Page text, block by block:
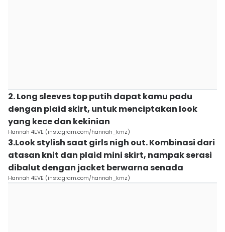
2. Long sleeves top putih dapat kamu padu
dengan plaid skirt, untuk menciptakan look
yang kece dan kekinian
Hannah 4EVE (instagram.com/hannah_kmz)
3.Look stylish saat girls nigh out. Kombinasi dari
atasan knit dan plaid mini skirt, nampak serasi
dibalut dengan jacket berwarna senada
Hannah 4EVE (instagram.com/hannah_kmz)